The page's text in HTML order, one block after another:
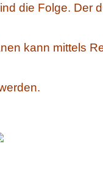
die Folge. Der
kann mittels